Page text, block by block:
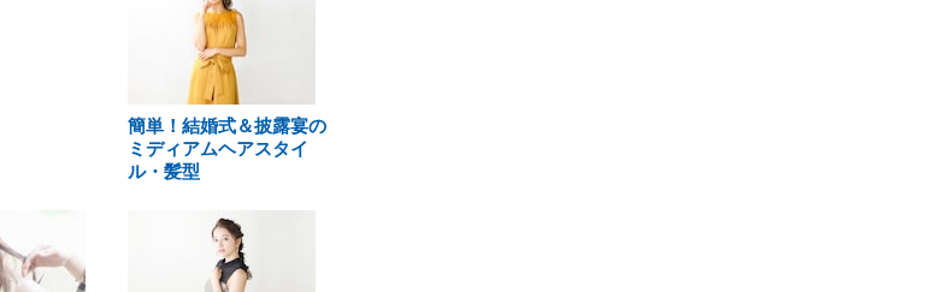
簡単！結婚式＆披露宴の
ミディアムヘアスタイ
ル・髪型